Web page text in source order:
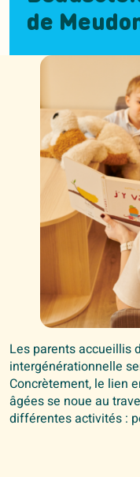
de
Les parents accueillis
intergénérationnelle
Concrètement, le lien
âgées se noue au
différentes activités :